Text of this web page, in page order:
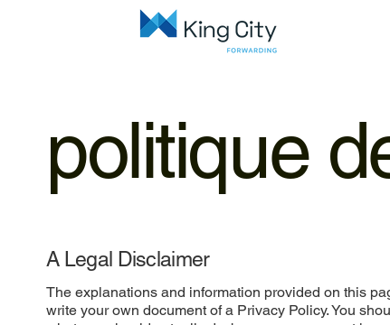
politique
A Legal Disclaimer
The explanations and information provided on this
write your own document of a Privacy Policy. You